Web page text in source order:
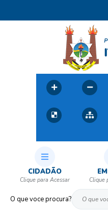
O que voce procura?
CIDADÃO